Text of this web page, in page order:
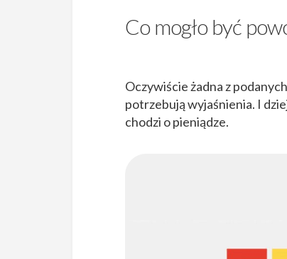
Co mogło być
Oczywiście żadna z
potrzebują wyjaśnienia. I
chodzi o pieniądze.